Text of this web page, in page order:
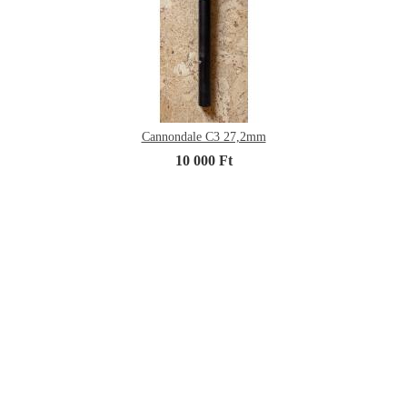
Cannondale C3 27,2mm
10 000 Ft